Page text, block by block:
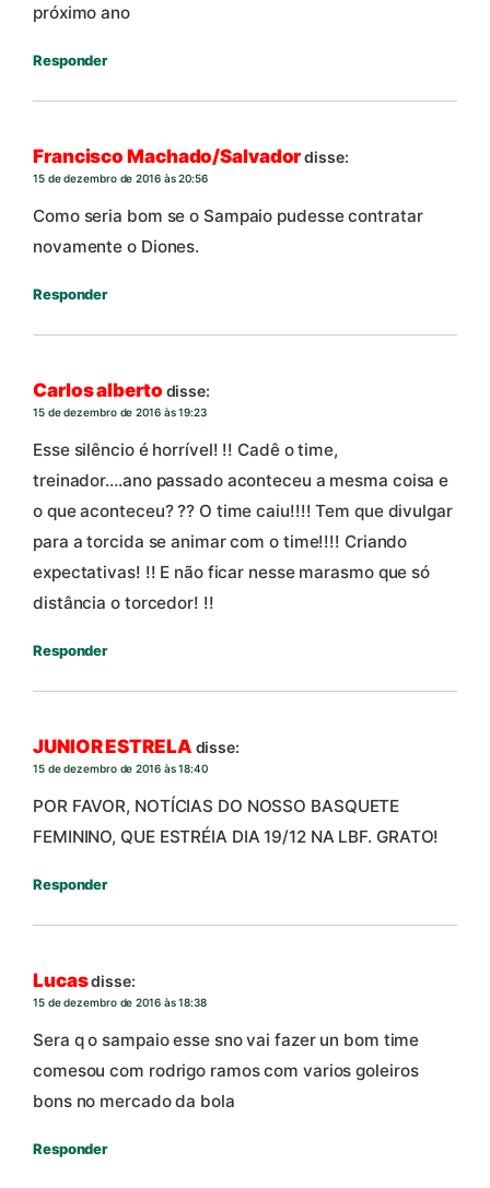
próximo ano
Responder
Francisco Machado/Salvadordisse:
15 de dezembro de 2016 às 20:56
Como seria bom se o Sampaio pudesse contratar
novamente o Diones.
Responder
Carlos alberto disse:
15 de dezembro de 2016 às 19:23
Esse silêncio é horrível! !! Cadê o time,
treinador….ano passado aconteceu a mesma coisa e
o que aconteceu? ?? O time caiu!!!! Tem que divulgar
para a torcida se animar com o time!!!! Criando
expectativas! !! E não ficar nesse marasmo que só
distância o torcedor! !!
Responder
JUNIOR ESTRELA disse:
15 de dezembro de 2016 às 18:40
POR FAVOR, NOTÍCIAS DO NOSSO BASQUETE
FEMININO, QUE ESTRÉIA DIA 19/12 NA LBF. GRATO!
Responder
Lucasdisse:
15 de dezembro de 2016 às 18:38
Sera q o sampaio esse sno vai fazer un bom time
comesou com rodrigo ramos com varios goleiros
bons no mercado da bola
Responder